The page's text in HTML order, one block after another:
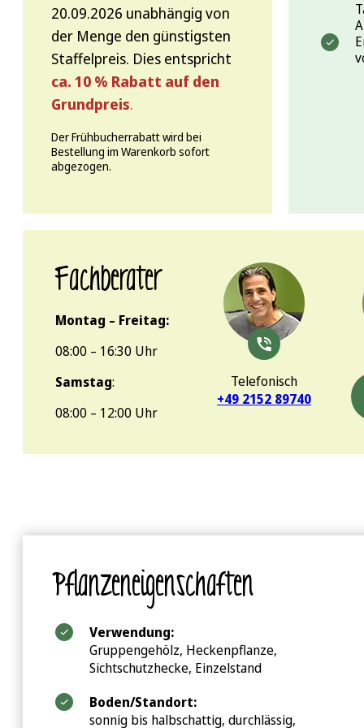
20.09.2026 unabhängig von
der Menge den günstigsten
Staffelpreis. Dies entspricht
ca. 10 % Rabatt auf den
Grundpreis.
Der Frühbucherrabatt wird bei
Bestellung im Warenkorb sofort
abgezogen.
Fachberater
Montag – Freitag:
08:00 – 16:30 Uhr
Samstag:
08:00 – 12:00 Uhr
Telefonisch
+49 2152 89740
Pflanzeneigenschaften
Verwendung:
Gruppengehölz, Heckenpflanze,
Sichtschutzhecke, Einzelstand
Boden/Standort:
sonnig bis halbschattig, durchlässig,